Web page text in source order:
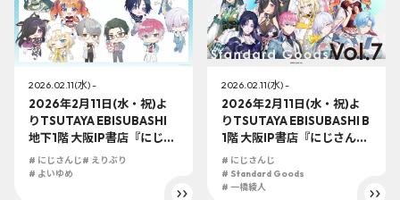
2026.02.11(水) -
2026年2月11日(水・祝)よ
りTSUTAYA EBISUBASHI
地下1階 大阪IP書店『にじさ
んじ』大型コーナーにて
『にじさんじぷち2026』展
# にじさんじ# えりぶり
# よいゆめ
2026.02.11(水) -
2026年2月11日(水・祝)よ
りTSUTAYA EBISUBASHI B
1階 大阪IP書店『にじさん
じ』大型コーナーにて『Sta
ndard Goods Vol.7』展開
決定！！
# にじさんじ
# Standard Goods
# 一橋綾人